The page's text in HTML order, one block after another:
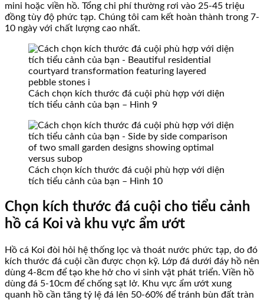
mini hoặc viền hồ. Tổng chi phí thường rơi vào 25-45 triệu
đồng tùy độ phức tạp. Chúng tôi cam kết hoàn thành trong 7-
10 ngày với chất lượng cao nhất.
Cách chọn kích thước đá cuội phù hợp với diện
tích tiểu cảnh của bạn – Hình 9
Cách chọn kích thước đá cuội phù hợp với diện
tích tiểu cảnh của bạn – Hình 10
Chọn kích thước đá cuội cho tiểu cảnh
hồ cá Koi và khu vực ẩm ướt
Hồ cá Koi đòi hỏi hệ thống lọc và thoát nước phức tạp, do đó
kích thước đá cuội cần được chọn kỹ. Lớp đá dưới đáy hồ nên
dùng 4-8cm để tạo khe hở cho vi sinh vật phát triển. Viền hồ
dùng đá 5-10cm để chống sạt lở. Khu vực ẩm ướt xung
quanh hồ cần tăng tỷ lệ đá lên 50-60% để tránh bùn đất tràn